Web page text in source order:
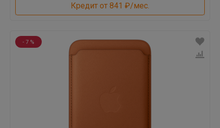
Кредит от 841 ₽/мес.
- 7 %